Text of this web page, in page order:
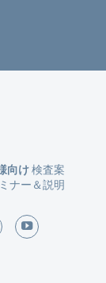
向け検査案
ナー＆説明